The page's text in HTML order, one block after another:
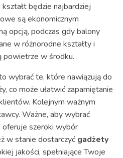
będzie najbardziej
są ekonomicznym
opcją, podczas gdy balony
w różnorodne kształty i
powietrze w środku.
wybrać te, które nawiązują do
co może ułatwić zapamiętanie
Kolejnym ważnym
Ważne, aby wybrać
szeroki wybór
w stanie dostarczyć gadżety
jakości, spełniające Twoje